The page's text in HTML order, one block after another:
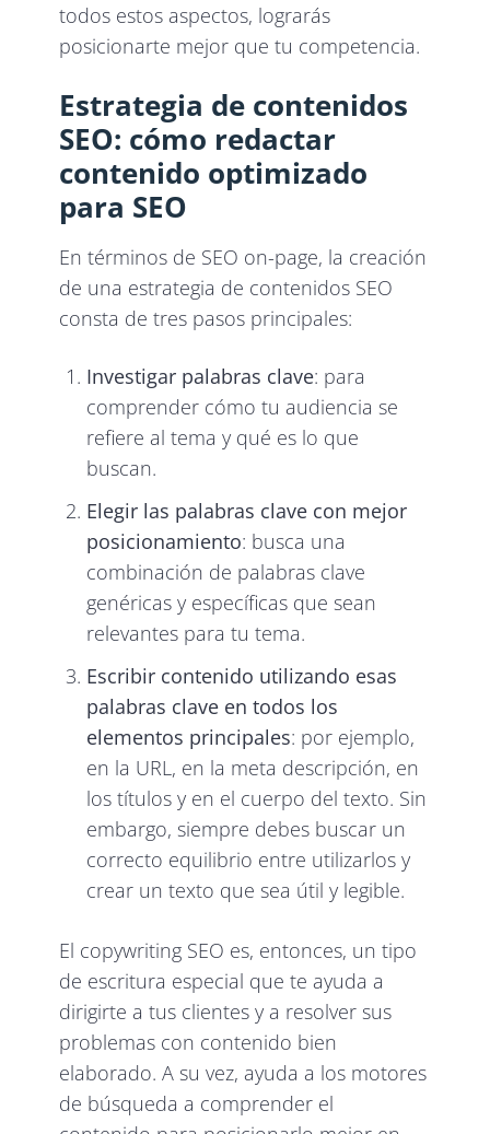
todos estos aspectos, lograrás
posicionarte mejor que tu competencia.
Estrategia de contenidos
SEO: cómo redactar
contenido optimizado
para SEO
En términos de SEO on-page, la creación
de una estrategia de contenidos SEO
consta de tres pasos principales:
Investigar palabras clave: para
comprender cómo tu audiencia se
refiere al tema y qué es lo que
buscan.
Elegir las palabras clave con mejor
posicionamiento: busca una
combinación de palabras clave
genéricas y específicas que sean
relevantes para tu tema.
Escribir contenido utilizando esas
palabras clave en todos los
elementos principales: por ejemplo,
en la URL, en la meta descripción, en
los títulos y en el cuerpo del texto. Sin
embargo, siempre debes buscar un
correcto equilibrio entre utilizarlos y
crear un texto que sea útil y legible.
El copywriting SEO es, entonces, un tipo
de escritura especial que te ayuda a
dirigirte a tus clientes y a resolver sus
problemas con contenido bien
elaborado. A su vez, ayuda a los motores
de búsqueda a comprender el